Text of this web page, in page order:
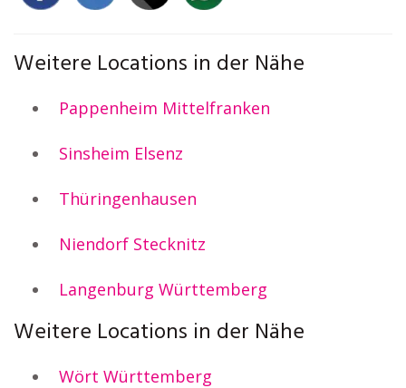
Weitere Locations in der Nähe
Pappenheim Mittelfranken
Sinsheim Elsenz
Thüringenhausen
Niendorf Stecknitz
Langenburg Württemberg
Weitere Locations in der Nähe
Wört Württemberg